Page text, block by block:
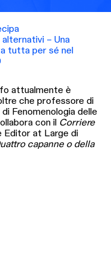
alternativi – Una
tutta per sé nel
attualmente è
che professore di
Fenomenologia delle
con il Corriere
Editor at Large di
capanne o della